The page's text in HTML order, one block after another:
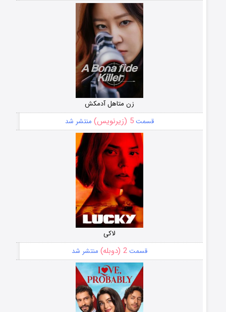
زن متاهل آدمکش
قسمت5 (زیرنویس) منتشر شد
لاکی
قسمت2 (دوبله) منتشر شد